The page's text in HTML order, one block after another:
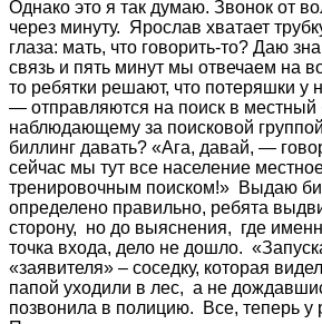
Однако это я так думаю. Звонок от
через минуту. Ярослав хватает
глаза: мать, что говорить-то? Даю
связь и пять минут мы отвечаем на
то ребятки решают, что потеряшки у
— отправляются на поиск в
наблюдающему за поисковой
биллинг давать? «Ага, давай, —
сейчас мы тут все население
тренировочным поиском!» Выдаю
определено правильно, ребята
сторону, но до выяснения, где
точка входа, дело не дошло.
«заявителя» – соседку, которая
папой уходили в лес, а не
позвонила в полицию. Все, теперь у